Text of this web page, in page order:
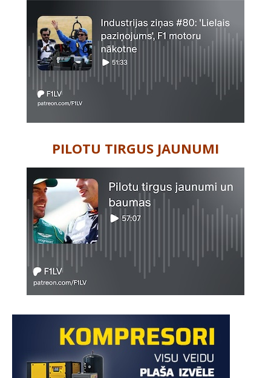
PILOTU TIRGUS JAUNUMI